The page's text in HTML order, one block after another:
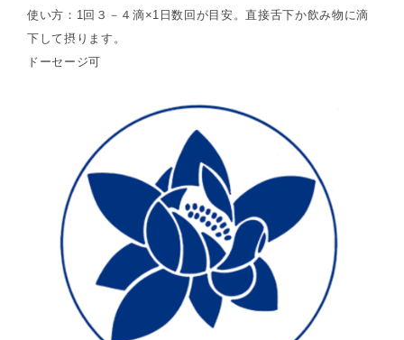
使い方：1回３－４滴×1日数回が目安。直接舌下か飲み物に滴
下して摂ります。
ドーセージ可